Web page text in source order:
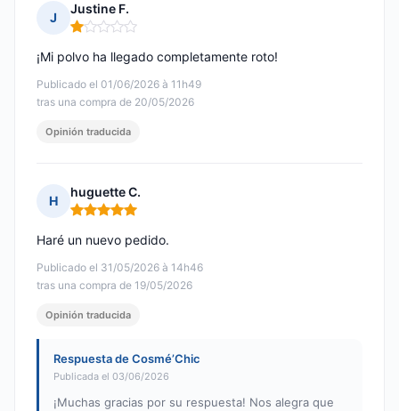
J
Justine F.
Nota: 1 de 5
Publicado el 01/06/2026 à 11h49
tras una compra de 20/05/2026
¡Mi polvo ha llegado completamente roto!
Opinión traducida
H
huguette C.
Nota: 5 de 5
Publicado el 31/05/2026 à 14h46
tras una compra de 19/05/2026
Haré un nuevo pedido.
Opinión traducida
Respuesta de Cosmé’Chic
Publicada el 03/06/2026
¡Muchas gracias por su respuesta! Nos alegra que